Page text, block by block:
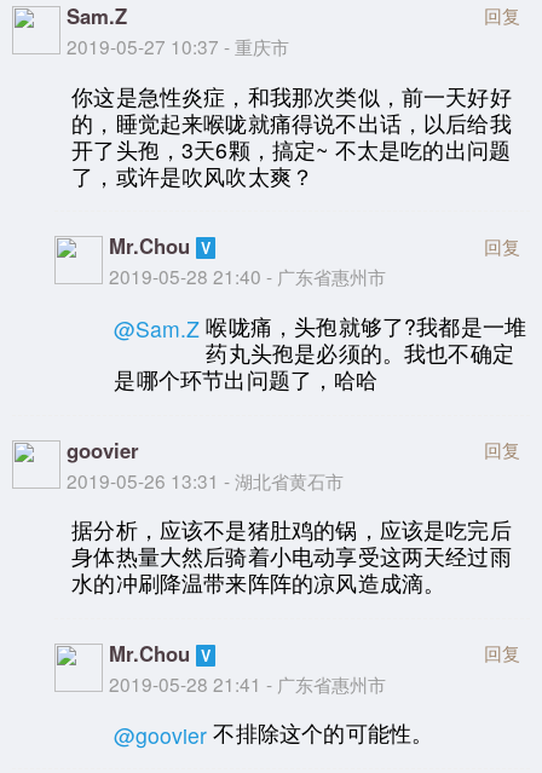
Sam.Z
2019-05-27 10:37 - 重庆市
回复
你这是急性炎症，和我那次类似，前一天好好
的，睡觉起来喉咙就痛得说不出话，以后给我
开了头孢，3天6颗，搞定~ 不太是吃的出问题
了，或许是吹风吹太爽？
Mr.Chou
2019-05-28 21:40 - 广东省惠州市
回复
@Sam.Z 喉咙痛，头孢就够了?我都是一堆
药丸头孢是必须的。我也不确定
是哪个环节出问题了，哈哈
goovier
2019-05-26 13:31 - 湖北省黄石市
回复
据分析，应该不是猪肚鸡的锅，应该是吃完后
身体热量大然后骑着小电动享受这两天经过雨
水的冲刷降温带来阵阵的凉风造成滴。
Mr.Chou
2019-05-28 21:41 - 广东省惠州市
回复
@goovier 不排除这个的可能性。